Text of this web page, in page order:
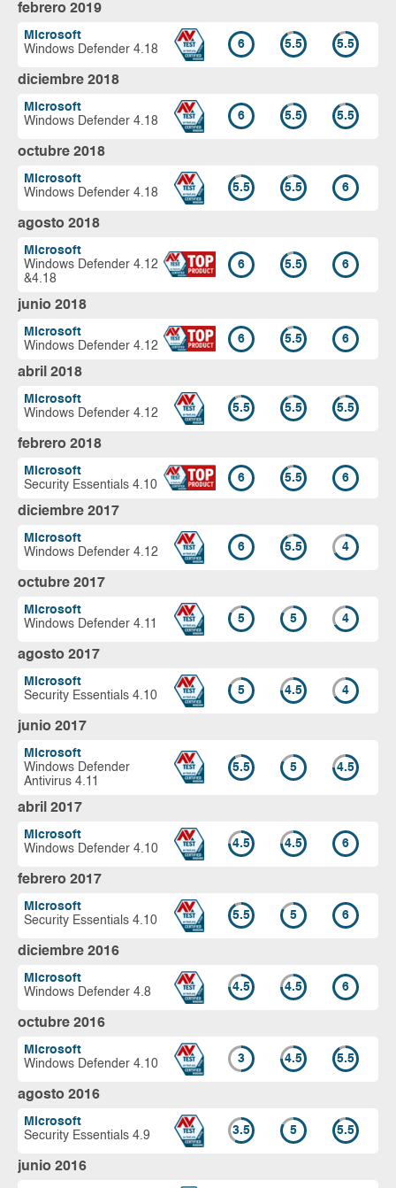
febrero 2019
Microsoft
Windows Defender 4.18
6 5.5 5.5
diciembre 2018
Microsoft
Windows Defender 4.18
6 5.5 5.5
octubre 2018
Microsoft
Windows Defender 4.18
5.5 5.5 6
agosto 2018
Microsoft
Windows Defender 4.12
&4.18
6 5.5 6
junio 2018
Microsoft
Windows Defender 4.12
6 5.5 6
abril 2018
Microsoft
Windows Defender 4.12
5.5 5.5 5.5
febrero 2018
Microsoft
Security Essentials 4.10
6 5.5 6
diciembre 2017
Microsoft
Windows Defender 4.12
6 5.5 4
octubre 2017
Microsoft
Windows Defender 4.11
5 5 4
agosto 2017
Microsoft
Security Essentials 4.10
5 4.5 4
junio 2017
Microsoft
Windows Defender
Antivirus 4.11
5.5 5 4.5
abril 2017
Microsoft
Windows Defender 4.10
4.5 4.5 6
febrero 2017
Microsoft
Security Essentials 4.10
5.5 5 6
diciembre 2016
Microsoft
Windows Defender 4.8
4.5 4.5 6
octubre 2016
Microsoft
Windows Defender 4.10
3 4.5 5.5
agosto 2016
Microsoft
Security Essentials 4.9
3.5 5 5.5
junio 2016